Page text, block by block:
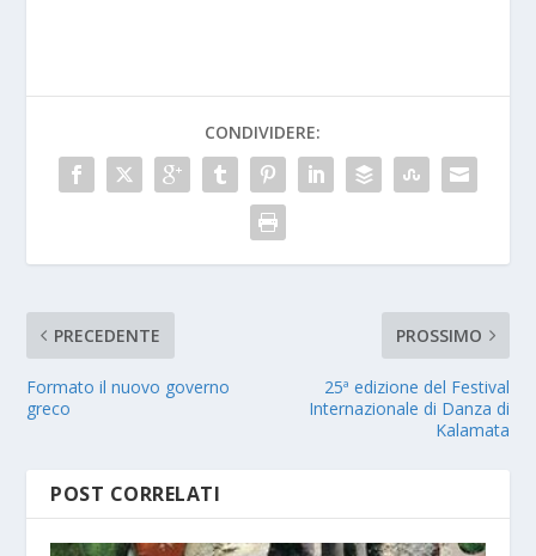
CONDIVIDERE:
PRECEDENTE
Formato il nuovo governo
greco
PROSSIMO
25ª edizione del Festival
Internazionale di Danza di
Kalamata
POST CORRELATI